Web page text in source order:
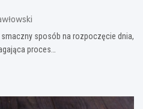
sposób na rozpoczęcie dnia,
proces…